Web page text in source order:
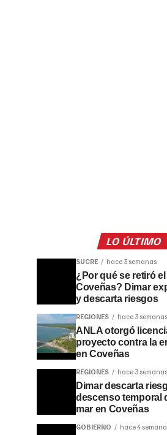
LO ÚLTIMO
SUCRE hace 3 semanas
¿Por qué se retiró el
Coveñas? Dimar
y descarta riesgos
REGIONES hace 3 semanas
ANLA otorgó
proyecto contra la
en Coveñas
REGIONES hace 3 semanas
Dimar descarta
descenso temporal
mar en Coveñas
GOBIERNO hace 4